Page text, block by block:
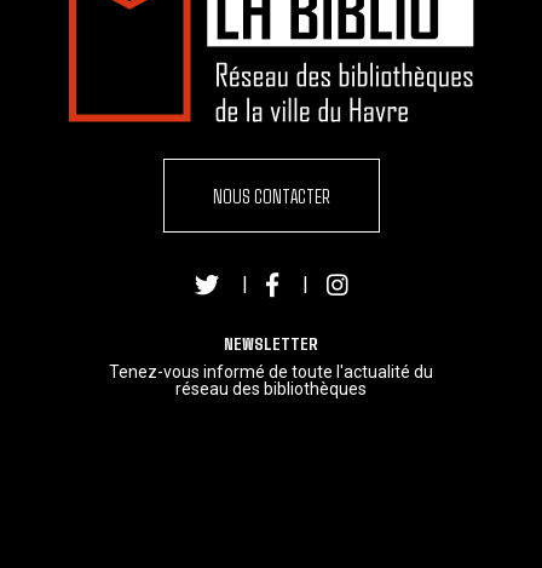
NOUS CONTACTER
| |
NEWSLETTER
Tenez-vous informé de toute l'actualité du
réseau des bibliothèques